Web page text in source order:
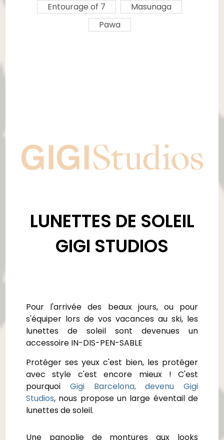
Entourage of 7
Masunaga
Pawa
LUNETTES DE SOLEIL
GIGI STUDIOS
Pour l'arrivée des beaux jours, ou pour
s'équiper lors de vos vacances au ski, les
lunettes de soleil sont devenues un
accessoire IN-DIS-PEN-SABLE
Protéger ses yeux c'est bien, les protéger
avec style c'est encore mieux ! C'est
pourquoi Gigi Barcelona, devenu Gigi
Studios, nous propose un large éventail de
lunettes de soleil.
Une panoplie de montures aux looks